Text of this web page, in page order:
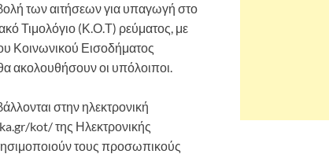
των αιτήσεων για υπαγωγή στο
Τιμολόγιο (Κ.Ο.Τ) ρεύματος, με
Κοινωνικού Εισοδήματος
ακολουθήσουν οι υπόλοιποι.
στην ηλεκτρονική
kot/ της Ηλεκτρονικής
τους προσωπικούς